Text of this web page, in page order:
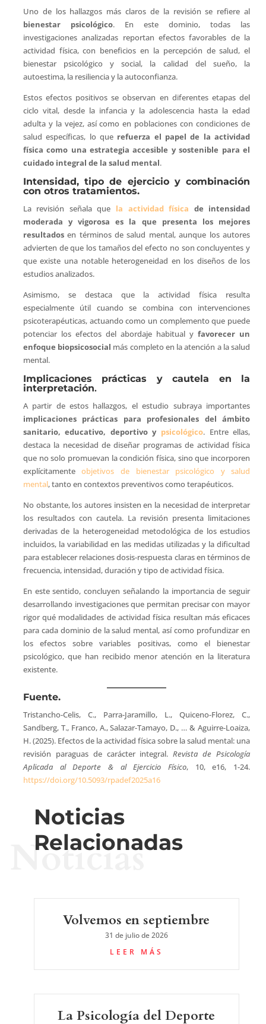
Uno de los hallazgos más claros de la revisión se refiere al
bienestar psicológico. En este dominio, todas las
investigaciones analizadas reportan efectos favorables de la
actividad física, con beneficios en la percepción de salud, el
bienestar psicológico y social, la calidad del sueño, la
autoestima, la resiliencia y la autoconfianza.
Estos efectos positivos se observan en diferentes etapas del
ciclo vital, desde la infancia y la adolescencia hasta la edad
adulta y la vejez, así como en poblaciones con condiciones de
salud específicas, lo que refuerza el papel de la actividad
física como una estrategia accesible y sostenible para el
cuidado integral de la salud mental.
Intensidad, tipo de ejercicio y combinación
con otros tratamientos.
La revisión señala que la actividad física de intensidad
moderada y vigorosa es la que presenta los mejores
resultadosen términos de salud mental, aunque los autores
advierten de que los tamaños del efecto no son concluyentes y
que existe una notable heterogeneidad en los diseños de los
estudios analizados.
Asimismo, se destaca que la actividad física resulta
especialmente útil cuando se combina con intervenciones
psicoterapéuticas, actuando como un complemento que puede
potenciar los efectos del abordaje habitual yfavorecer un
enfoque biopsicosocial más completo en la atención a la salud
mental.
Implicaciones prácticas y cautela en la
interpretación.
A partir de estos hallazgos, el estudio subraya importantes
implicaciones prácticas para profesionales del ámbito
sanitario, educativo, deportivo y psicológico. Entre ellas,
destaca la necesidad de diseñar programas de actividad física
que no solo promuevan la condición física, sino que incorporen
explícitamenteobjetivos de bienestar psicológico y salud
mental, tanto en contextos preventivos como terapéuticos.
No obstante, los autores insisten en la necesidad de interpretar
los resultados con cautela. La revisión presenta limitaciones
derivadas de la heterogeneidad metodológica de los estudios
incluidos, la variabilidad en las medidas utilizadas y la dificultad
para establecer relaciones dosis-respuesta claras en términos de
frecuencia, intensidad, duración y tipo de actividad física.
En este sentido, concluyen señalando la importancia de seguir
desarrollando investigaciones que permitan precisar con mayor
rigor qué modalidades de actividad física resultan más eficaces
para cada dominio de la salud mental, así como profundizar en
los efectos sobre variables positivas, como el bienestar
psicológico, que han recibido menor atención en la literatura
existente.
Fuente.
Tristancho-Celis, C., Parra-Jaramillo, L., Quiceno-Florez, C.,
Sandberg, T., Franco, A., Salazar-Tamayo, D., … & Aguirre-Loaiza,
H. (2025). Efectos de la actividad física sobre la salud mental: una
revisión paraguas de carácter integral.Revista de Psicología
Aplicada al Deporte & al Ejercicio Físico, 10, e16, 1-24.
https://doi.org/10.5093/rpadef2025a16
Noticias
Relacionadas
Noticias
Volvemos en septiembre
31 de julio de 2026
LEER MÁS
La Psicología del Deporte